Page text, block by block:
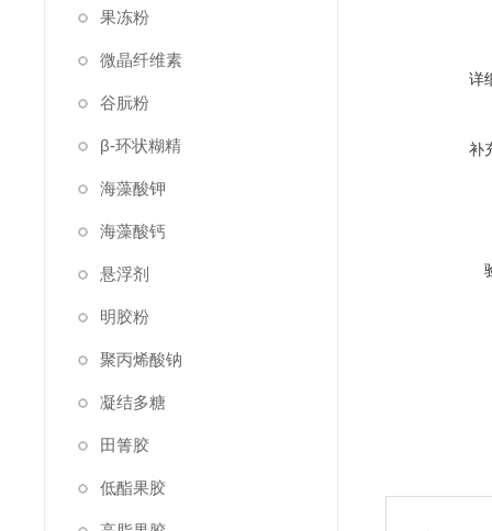
果冻粉
微晶纤维素
谷朊粉
β-环状糊精
海藻酸钾
海藻酸钙
悬浮剂
明胶粉
聚丙烯酸钠
凝结多糖
田箐胶
低酯果胶
详
补